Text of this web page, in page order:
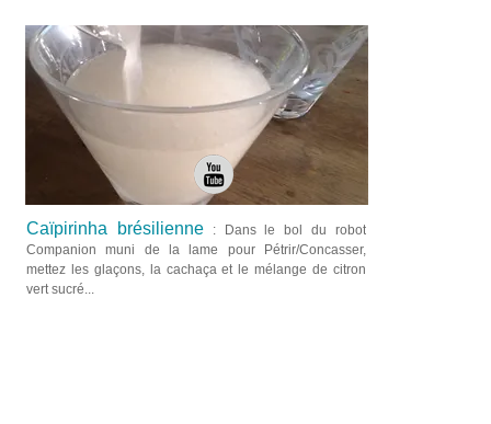
Caïpirinha brésilienne: Dans le bol du robot
Companion muni de la lame pour Pétrir/Concasser,
mettez les glaçons, la cachaça et le mélange de citron
vert sucré...